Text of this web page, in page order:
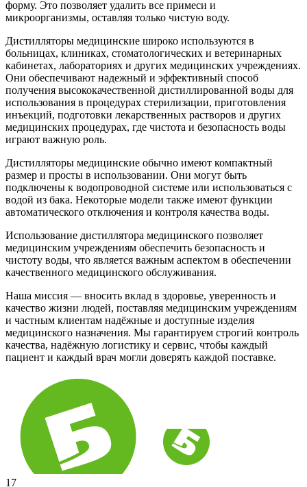
форму. Это позволяет удалить все примеси и
микроорганизмы, оставляя только чистую воду.
Дистилляторы медицинские широко используются в
больницах, клиниках, стоматологических и ветеринарных
кабинетах, лабораториях и других медицинских учреждениях.
Они обеспечивают надежный и эффективный способ
получения высококачественной дистиллированной воды для
использования в процедурах стерилизации, приготовления
инъекций, подготовки лекарственных растворов и других
медицинских процедурах, где чистота и безопасность воды
играют важную роль.
Дистилляторы медицинские обычно имеют компактный
размер и просты в использовании. Они могут быть
подключены к водопроводной системе или использоваться с
водой из бака. Некоторые модели также имеют функции
автоматического отключения и контроля качества воды.
Использование дистиллятора медицинского позволяет
медицинским учреждениям обеспечить безопасность и
чистоту воды, что является важным аспектом в обеспечении
качественного медицинского обслуживания.
Наша миссия — вносить вклад в здоровье, уверенность и
качество жизни людей, поставляя медицинским учреждениям
и частным клиентам надёжные и доступные изделия
медицинского назначения. Мы гарантируем строгий контроль
качества, надёжную логистику и сервис, чтобы каждый
пациент и каждый врач могли доверять каждой поставке.
17